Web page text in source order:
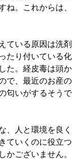
ね。これからは、
ている原因は洗剤
たり付いている化
た。経皮毒は頭か
で、最近のお産の
匂いがするそうで
、人と環境を良く
ていくのに役立つ
かございません。